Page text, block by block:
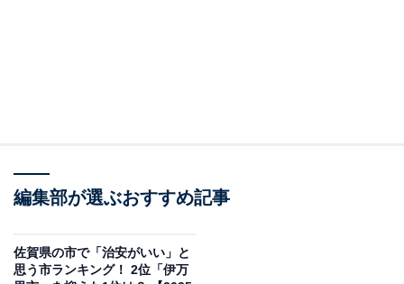
囲気で、市民生活に必要な施設が揃っています。地域活
スも多いため、地域全体で子供や高齢者を見守る環境が
整っており、安全性が高いと評価されています。
編集部が選ぶおすすめ記事
佐賀県の市で「治安がいい」と
思う市ランキング！ 2位「伊万